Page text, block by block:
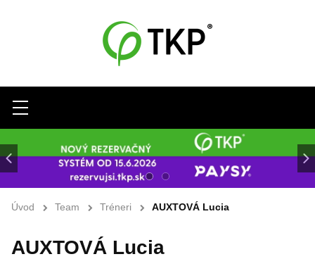
Menu
Úvod Team Tréneri AUXTOVÁ Lucia
AUXTOVÁ Lucia